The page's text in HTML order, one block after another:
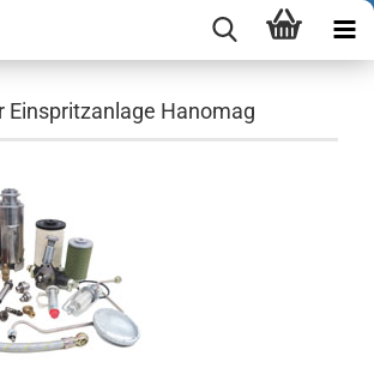
Einspritzanlage Hanomag